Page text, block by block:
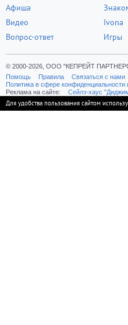
Афиша
Видео
Вопрос-ответ
Ivona
Игры
© 2000-2026, ООО "КЕПРЕЙТ
Помощь
Правила Связаться с нами
Политика в сфере
Реклама на сайте:
Cейлз-хаус
Для удобства пользования сайтом